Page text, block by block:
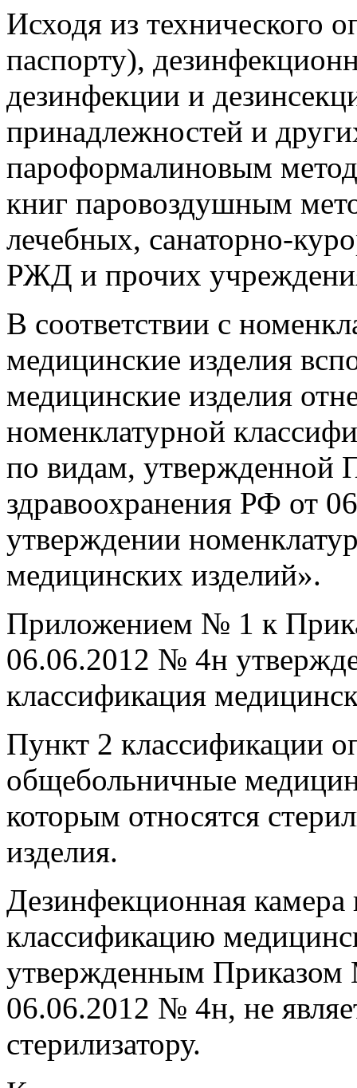
Исходя из технического
паспорту),
дезинфекции и
принадлежностей и
пароформалиновым
книг паровоздушным
лечебных, санаторно-
РЖД и прочих
В соответствии с
медицинские изделия
медицинские изделия
номенклатурной
по видам, утвержденной
здравоохранения РФ от
утверждении
медицинских изделий».
Приложением № 1 к
06.06.2012 № 4н
классификация
Пункт 2 классификации
общебольничные
которым относятся
изделия.
Дезинфекционная
классификацию
утвержденным Приказом
06.06.2012 № 4н, не
стерилизатору.